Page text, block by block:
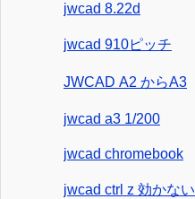
jwcad 8.22d
jwcad 910ピッチ
JWCAD A2 からA3
jwcad a3 1/200
jwcad chromebook
jwcad ctrl z 効かない